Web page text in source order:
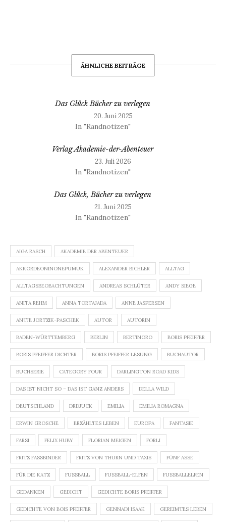
ÄHNLICHE BEITRÄGE
Das Glück Bücher zu verlegen
20. Juni 2025
In "Randnotizen"
Verlag Akademie-der-Abenteuer
23. Juli 2026
In "Randnotizen"
Das Glück, Bücher zu verlegen
21. Juni 2025
In "Randnotizen"
AIGA RASCH AKADEMIE DER ABENTEUER
AKKORDEONINONEPUMUK ALEXANDER BICHLER ALLTAG
ALLTAGSBEOBACHTUNGEN ANDREAS SCHLÜTER ANDY SIEGE
ANITA REHM ANNA TORTAJADA ANNE JASPERSEN
ANTJE JORTZIK-PASCHEK AUTOR AUTORIN
BADEN-WÜRTTEMBERG BERLIN BERTINORO BORIS PFEIFFER
BORIS PFEIFFER DICHTER BORIS PFEIFFER LESUNG BUCHAUTOR
BUCHSERIE CATEGORY FOUR DARLINGTON ROAD KIDS
DAS IST NICHT SO – DAS IST GANZ ANDERS DELLA WILD
DEUTSCHLAND DRDJUCK EMILIA EMILIA ROMAGNA
ERWIN GROSCHE ERZÄHLTES LEBEN EUROPA FANTASIE
FARSI FELIX HUBY FLORIAN MEIGEN FORLI
FRITZ FASSBINDER FRITZ VON THURN UND TAXIS FÜNF ASSE
FÜR DIE KATZ FUSSBALL FUSSBALL-ELFEN FUSSBALLELFEN
GEDANKEN GEDICHT GEDICHTE BORIS PFEIFFER
GEDICHTE VON BOIS PFEIFFER GENNADI ISAAK GEREIMTES LEBEN